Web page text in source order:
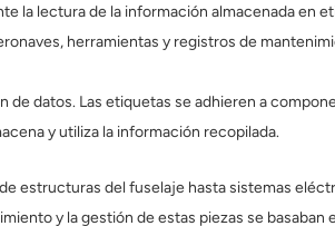
la lectura de la información almacenada en
herramientas y registros de
datos. Las etiquetas se adhieren a
y utiliza la información recopilada.
estructuras del fuselaje hasta sistemas
y la gestión de estas piezas se basaban